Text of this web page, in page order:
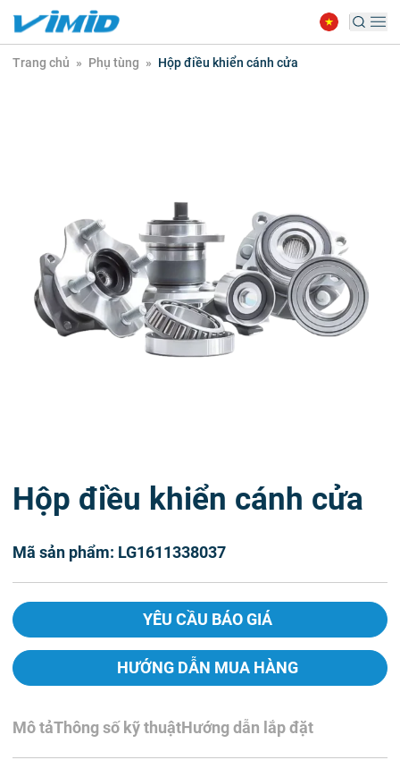
Trang chủ » Phụ tùng » Hộp điều khiển cánh cửa
Hộp điều khiển cánh cửa
Mã sản phẩm: LG1611338037
YÊU CẦU BÁO GIÁ
HƯỚNG DẪN MUA HÀNG
Mô tảThông số kỹ thuậtHướng dẫn lắp đặt